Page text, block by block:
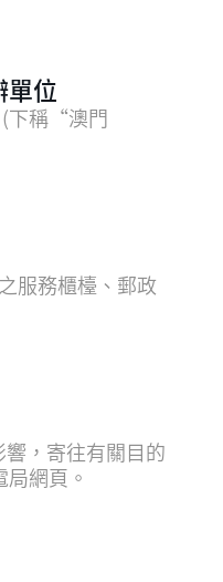
位
下稱“澳門
服務櫃檯、郵政
網頁。